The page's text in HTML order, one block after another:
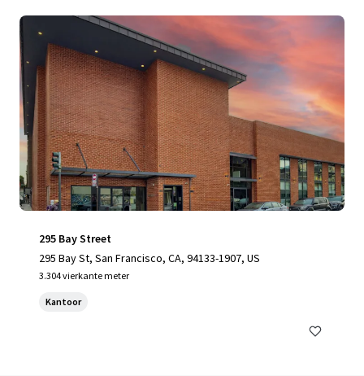
295 Bay Street
295 Bay St, San Francisco, CA, 94133-1907, US
3.304 vierkante meter
Kantoor